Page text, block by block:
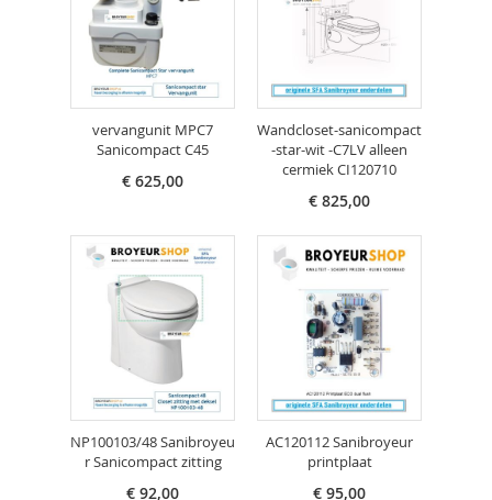
vervangunit MPC7
Sanicompact C45
€ 625,00
Wandcloset-sanicompact
-star-wit -C7LV alleen
cermiek CI120710
€ 825,00
NP100103/48 Sanibroyeu
r Sanicompact zitting
€ 92,00
AC120112 Sanibroyeur
printplaat
€ 95,00